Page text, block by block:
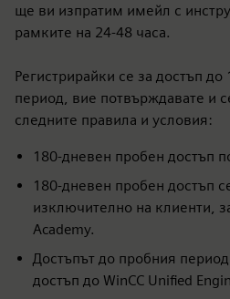
ще ви изпратим имейл с
рамките на 24-48 часа.
Регистрирайки се за достъп
период, вие потвърждавате и
следните правила и условия:
180-дневен пробен достъп
180-дневен пробен достъп
изключително на клиенти,
Academy.
Достъпът до пробния
достъп до WinCC Unified